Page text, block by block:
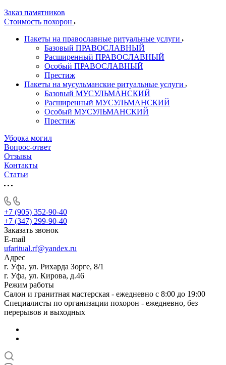
Заказ памятников
Стоимость похорон
Пакеты на православные ритуальные услуги
Базовый ПРАВОСЛАВНЫЙ
Расширенный ПРАВОСЛАВНЫЙ
Особый ПРАВОСЛАВНЫЙ
Престиж
Пакеты на мусульманские ритуальные услуги
Базовый МУСУЛЬМАНСКИЙ
Расширенный МУСУЛЬМАНСКИЙ
Особый МУСУЛЬМАНСКИЙ
Престиж
Уборка могил
Вопрос-ответ
Отзывы
Контакты
Статьи
+7 (905) 352-90-40
+7 (347) 299-90-40
Заказать звонок
E-mail
ufaritual.rf@yandex.ru
Адрес
г. Уфа, ул. Рихарда Зорге, 8/1
г. Уфа, ул. Кирова, д.46
Режим работы
Салон и гранитная мастерская - ежедневно с 8:00 до 19:00
Специалисты по организации похорон - ежедневно, без
перерывов и выходных